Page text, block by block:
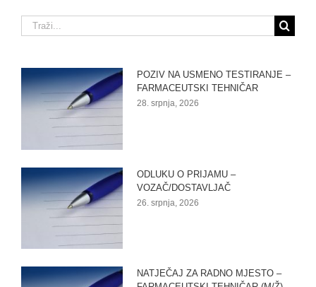
Traži...
POZIV NA USMENO TESTIRANJE –
FARMACEUTSKI TEHNIČAR
28. srpnja, 2026
ODLUKU O PRIJAMU –
VOZAČ/DOSTAVLJAČ
26. srpnja, 2026
NATJEČAJ ZA RADNO MJESTO –